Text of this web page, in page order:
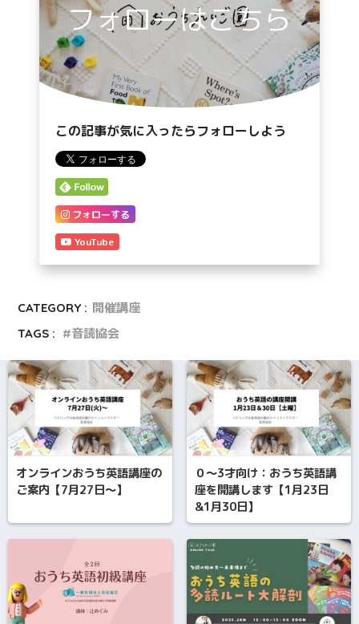
フォローはこちら
この記事が気に入ったらフォローしよう
フォローする
YouTube
CATEGORY : 開催講座
TAGS :
音読協会
オンラインおうち英語講座の
ご案内【7月27日～】
０～3才向け：おうち英語講
座を開講します【1月23日
&1月30日】